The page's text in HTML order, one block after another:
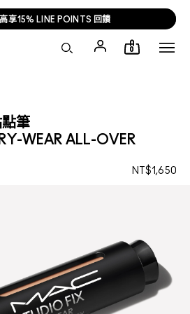
享15% LINE POINTS 回饋
0
筆
WEAR ALL-OVER
NT$1,650